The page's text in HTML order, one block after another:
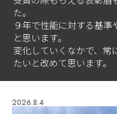
た。
９年で性能に対する基
と思います。
変化していくなかで、常
たいと改めて思います。
2026.8.4